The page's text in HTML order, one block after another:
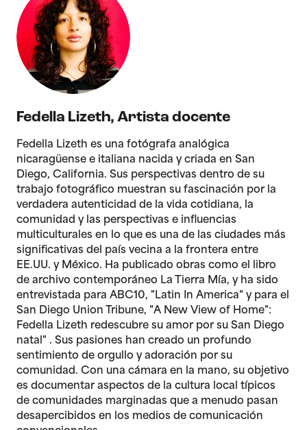
Fedella Lizeth, Artista docente
Fedella Lizeth es una fotógrafa analógica
nicaragüense e italiana nacida y criada en San
Diego, California. Sus perspectivas dentro de su
trabajo fotográfico muestran su fascinación por la
verdadera autenticidad de la vida cotidiana, la
comunidad y las perspectivas e influencias
multiculturales en lo que es una de las ciudades más
significativas del país vecina a la frontera entre
EE.UU. y México. Ha publicado obras como el libro
de archivo contemporáneo La Tierra Mía, y ha sido
entrevistada para ABC10, "Latin In America" y para el
San Diego Union Tribune, "A New View of Home":
Fedella Lizeth redescubre su amor por su San Diego
natal" . Sus pasiones han creado un profundo
sentimiento de orgullo y adoración por su
comunidad. Con una cámara en la mano, su objetivo
es documentar aspectos de la cultura local típicos
de comunidades marginadas que a menudo pasan
desapercibidos en los medios de comunicación